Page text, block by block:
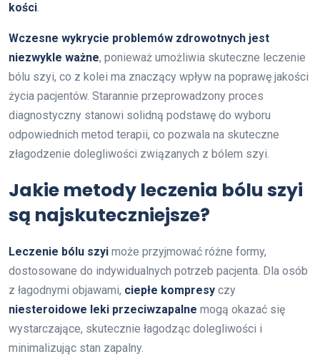
kości.
Wczesne wykrycie problemów zdrowotnych jest
niezwykle ważne, ponieważ umożliwia skuteczne leczenie
bólu szyi, co z kolei ma znaczący wpływ na poprawę jakości
życia pacjentów. Starannie przeprowadzony proces
diagnostyczny stanowi solidną podstawę do wyboru
odpowiednich metod terapii, co pozwala na skuteczne
złagodzenie dolegliwości związanych z bólem szyi.
Jakie metody leczenia bólu szyi
są najskuteczniejsze?
Leczenie bólu szyi może przyjmować różne formy,
dostosowane do indywidualnych potrzeb pacjenta. Dla osób
z łagodnymi objawami, ciepłe kompresy czy
niesteroidowe leki przeciwzapalne mogą okazać się
wystarczające, skutecznie łagodząc dolegliwości i
minimalizując stan zapalny.